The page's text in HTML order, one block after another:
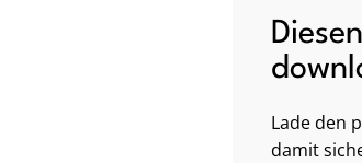
Lade den
damit